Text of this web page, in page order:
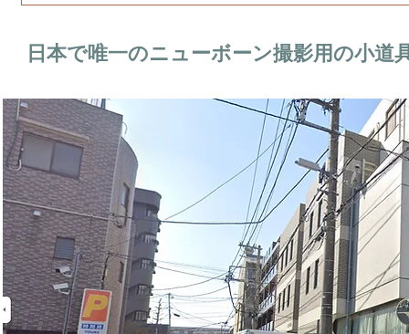
日本で唯一のニューボーン撮影用の小道